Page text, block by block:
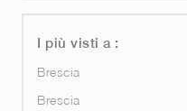
I più visti a :
Brescia
Brescia